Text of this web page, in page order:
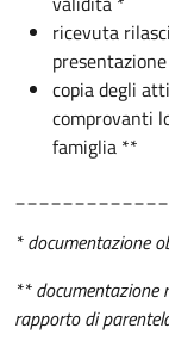
ricevuta
copia degli
comprovanti
famiglia **
* documentazione
** documentazione
rapporto di